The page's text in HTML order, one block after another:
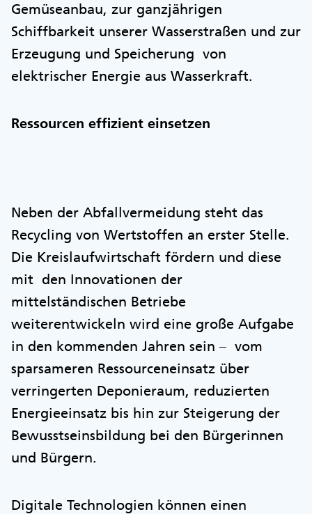
Gemüseanbau, zur ganzjährigen
Schiffbarkeit unserer Wasserstraßen und zur
Erzeugung und Speicherung von
elektrischer Energie aus Wasserkraft.
Ressourcen effizient einsetzen
Neben der Abfallvermeidung steht das
Recycling von Wertstoffen an erster Stelle.
Die Kreislaufwirtschaft fördern und diese
mit den Innovationen der
mittelständischen Betriebe
weiterentwickeln wird eine große Aufgabe
in den kommenden Jahren sein – vom
sparsameren Ressourceneinsatz über
verringerten Deponieraum, reduzierten
Energieeinsatz bis hin zur Steigerung der
Bewusstseinsbildung bei den Bürgerinnen
und Bürgern.
Digitale Technologien können einen